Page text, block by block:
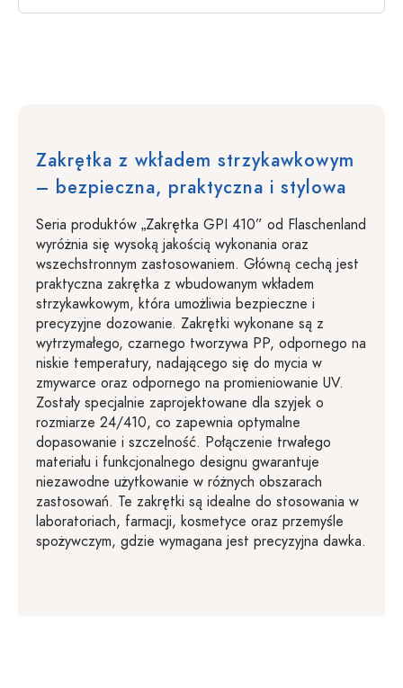
Zakrętka z wkładem strzykawkowym
– bezpieczna, praktyczna i stylowa
Seria produktów „Zakrętka GPI 410” od Flaschenland
wyróżnia się wysoką jakością wykonania oraz
wszechstronnym zastosowaniem. Główną cechą jest
praktyczna zakrętka z wbudowanym wkładem
strzykawkowym, która umożliwia bezpieczne i
precyzyjne dozowanie. Zakrętki wykonane są z
wytrzymałego, czarnego tworzywa PP, odpornego na
niskie temperatury, nadającego się do mycia w
zmywarce oraz odpornego na promieniowanie UV.
Zostały specjalnie zaprojektowane dla szyjek o
rozmiarze 24/410, co zapewnia optymalne
dopasowanie i szczelność. Połączenie trwałego
materiału i funkcjonalnego designu gwarantuje
niezawodne użytkowanie w różnych obszarach
zastosowań. Te zakrętki są idealne do stosowania w
laboratoriach, farmacji, kosmetyce oraz przemyśle
spożywczym, gdzie wymagana jest precyzyjna dawka.